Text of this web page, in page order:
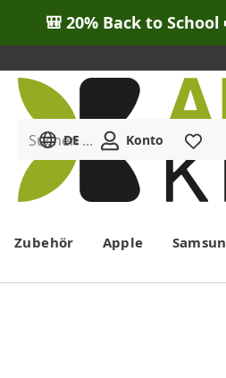
🎒 20% Back to
Menü
Suchen ...
DE Konto
Zubehör Apple